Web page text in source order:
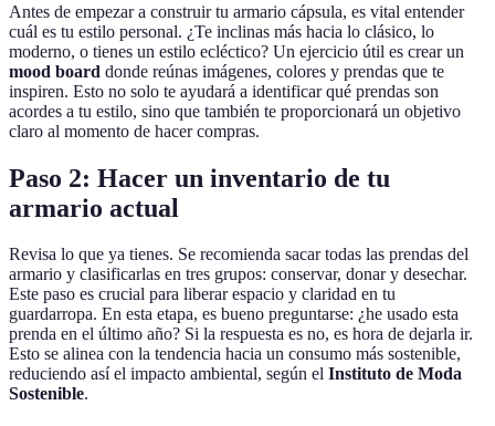
Antes de empezar a construir tu armario cápsula, es vital entender
cuál es tu estilo personal. ¿Te inclinas más hacia lo clásico, lo
moderno, o tienes un estilo ecléctico? Un ejercicio útil es crear un
mood board donde reúnas imágenes, colores y prendas que te
inspiren. Esto no solo te ayudará a identificar qué prendas son
acordes a tu estilo, sino que también te proporcionará un objetivo
claro al momento de hacer compras.
Paso 2: Hacer un inventario de tu
armario actual
Revisa lo que ya tienes. Se recomienda sacar todas las prendas del
armario y clasificarlas en tres grupos: conservar, donar y desechar.
Este paso es crucial para liberar espacio y claridad en tu
guardarropa. En esta etapa, es bueno preguntarse: ¿he usado esta
prenda en el último año? Si la respuesta es no, es hora de dejarla ir.
Esto se alinea con la tendencia hacia un consumo más sostenible,
reduciendo así el impacto ambiental, según el Instituto de Moda
Sostenible.